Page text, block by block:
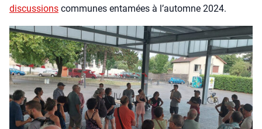
dis­cus­sions com­munes enta­mées à l’au­tomne 2024.